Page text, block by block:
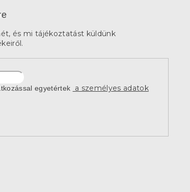
és mi tájékoztatást küldünk
egyetértek
a személyes adatok